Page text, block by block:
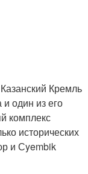
Кремль
один из его
комплекс
исторических
и Сyembik